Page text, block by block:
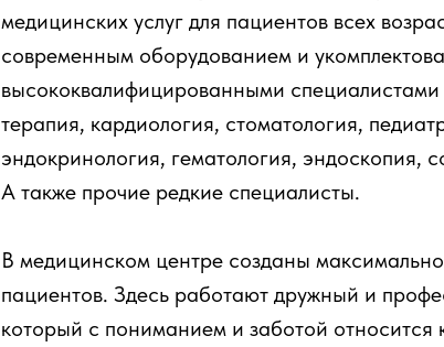
медицинских услуг для пациентов всех
современным оборудованием и
высококвалифицированными
терапия, кардиология, стоматология,
эндокринология, гематология, эндоскопия,
А также прочие редкие специалисты.
В медицинском центре созданы
пациентов. Здесь работают дружный и
который с пониманием и заботой относится